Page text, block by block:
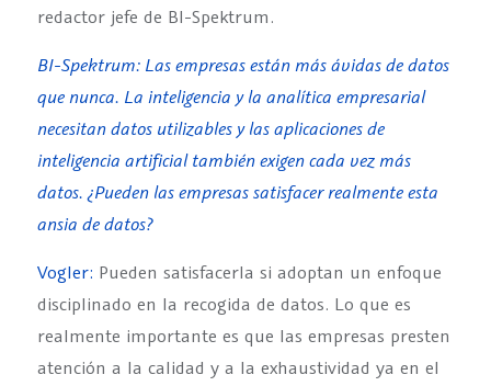
redactor jefe de BI-Spektrum.
BI-Spektrum: Las empresas están más ávidas de datos
que nunca. La inteligencia y la analítica empresarial
necesitan datos utilizables y las aplicaciones de
inteligencia artificial también exigen cada vez más
datos. ¿Pueden las empresas satisfacer realmente esta
ansia de datos?
Vogler: Pueden satisfacerla si adoptan un enfoque
disciplinado en la recogida de datos. Lo que es
realmente importante es que las empresas presten
atención a la calidad y a la exhaustividad ya en el